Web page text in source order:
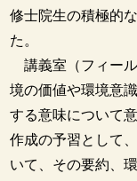
修士院生の積極的
た。
講義室（フィー
境の価値や環境意
する意味について
作成の予習として
いて、その要約、